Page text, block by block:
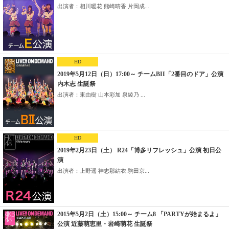
出演者：相川暖花 熊崎晴香 片岡成...
HD
2019年5月12日（日）17:00～ チームBII「2番目のドア」公演
内木志 生誕祭
出演者：東由樹 山本彩加 泉綾乃 ...
HD
2019年2月23日（土） R24「博多リフレッシュ」公演 初日公
演
出演者：上野遥 神志那結衣 駒田京...
2015年5月2日（土）15:00～ チーム8 「PARTYが始まるよ」
公演 近藤萌恵里・岩崎萌花 生誕祭